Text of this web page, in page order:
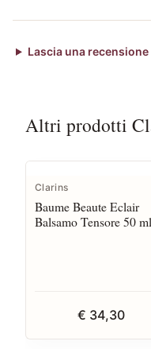
Lascia una recensione
Altri prodotti
Clarins
Baume Beaute Eclair
Balsamo Tensore 50 ml
€ 34,30